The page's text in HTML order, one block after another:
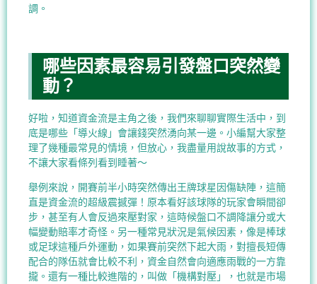
調。
哪些因素最容易引發盤口突然變
動？
好啦，知道資金流是主角之後，我們來聊聊實際生活中，到
底是哪些「導火線」會讓錢突然湧向某一邊。小編幫大家整
理了幾種最常見的情境，但放心，我盡量用說故事的方式，
不讓大家看條列看到睡著～
舉例來說，開賽前半小時突然傳出王牌球星因傷缺陣，這簡
直是資金流的超級震撼彈！原本看好該球隊的玩家會瞬間卻
步，甚至有人會反過來壓對家，這時候盤口不調降讓分或大
幅變動賠率才奇怪。另一種常見狀況是氣候因素，像是棒球
或足球這種戶外運動，如果賽前突然下起大雨，對擅長短傳
配合的隊伍就會比較不利，資金自然會向適應雨戰的一方靠
攏。還有一種比較進階的，叫做「機構對壓」，也就是市場